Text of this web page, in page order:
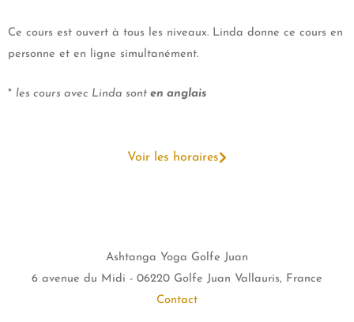
Ce cours est ouvert à tous les niveaux. Linda donne ce cours en
personne et en ligne simultanément.
* les cours avec Linda sont en anglais
Voir les horaires
Ashtanga Yoga Golfe Juan
6 avenue du Midi - 06220 Golfe Juan Vallauris, France
Contact